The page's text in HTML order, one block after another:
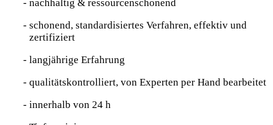
nachhaltig & ressourcenschonend
schonend, standardisiertes Verfahren, effektiv und
zertifiziert
langjährige Erfahrung
qualitätskontrolliert, von Experten per Hand bearbeitet
innerhalb von 24 h